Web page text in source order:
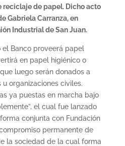
reciclaje de papel. Dicho acto
Gabriela Carranza, en
Industrial de San Juan.
el Banco proveerá papel
en papel higiénico o
luego serán donados a
organizaciones civiles.
ya puestas en marcha bajo
el cual fue lanzado
conjunta con Fundación
permanente de
la sociedad de la cual forma